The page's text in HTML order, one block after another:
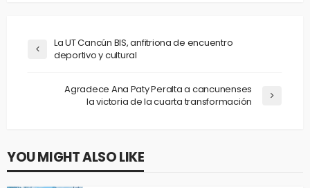
La UT Cancún BIS, anfitriona de encuentro
deportivo y cultural
Agradece Ana Paty Peralta a cancunenses
la victoria de la cuarta transformación
YOU MIGHT ALSO LIKE